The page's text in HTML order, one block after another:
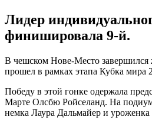
Лидер
финишировала 9-й.
В чешском Нове-Место завершился
прошел в рамках этапа Кубка мира
Победу в этой гонке одержала
Марте Олсбю Ройселанд. На
немка Лаура Дальмайер и